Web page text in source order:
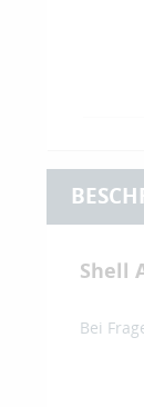
Shell
Bei